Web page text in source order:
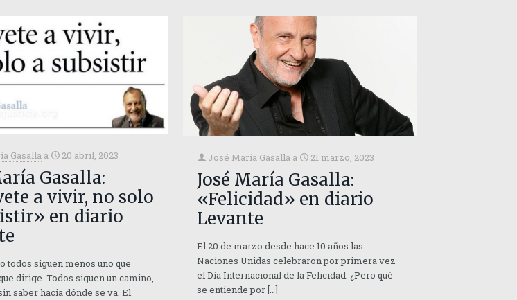
Gasalla a 20 abril, 2023
Gasalla:
a vivir, no solo
en diario
todos siguen menos uno que
dirige. Todos siguen un camino,
saber hacia dónde se va. El
José María Gasalla a 21 marzo, 2023
José María Gasalla:
«Felicidad» en diario
Levante
El 20 de marzo desde hace 10 años las
Naciones Unidas celebraron por primera vez
el Día Internacional de la Felicidad. ¿Pero qué
se entiende por[…]